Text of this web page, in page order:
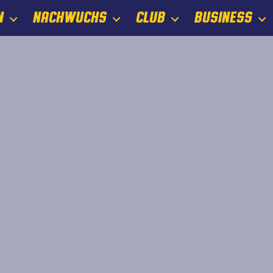
NACHWUCHS CLUB BUSINESS